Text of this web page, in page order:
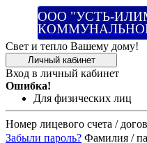
ООО "УСТЬ-
Свет и тепло Вашему дому!
Личный кабинет
Вход в личный кабинет
Ошибка!
Для физических лиц
Номер лицевого счета /
Забыли пароль? Фамилия /